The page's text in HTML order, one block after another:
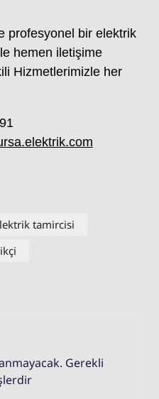
profesyonel bir elektrik
hemen iletişime
Hizmetlerimizle her
tamircisi
Gerekli